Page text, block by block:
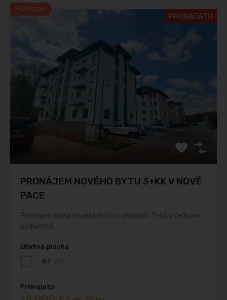
Featured
PRONAJATO
PRONÁJEM NOVÉHO BYTU 3+KK V NOVÉ
PACE
Pronájem zcela nového bytu o dispozici 3+kk o celkové
podlahové…
Obytná plocha
87 m2
Pronajato